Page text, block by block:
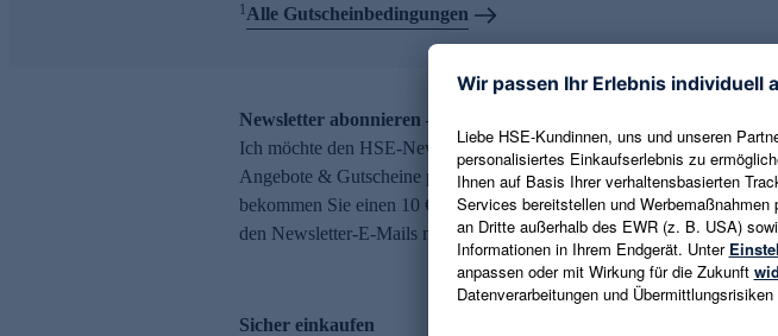
1Alle Gutscheinbedingungen
Newsletter abonnieren – 10 € Gutschein erhalten
Ich möchte den HSE-Newsletter abonnieren und aktuelle Trends,
Angebote & Gutscheine per E-Mail erhalten. Als Dankeschön
bekommen Sie einen 10 € Gutschein. Eine Abmeldung ist jederzeit in
den Newsletter-E-Mails möglich.
Sicher einkaufen